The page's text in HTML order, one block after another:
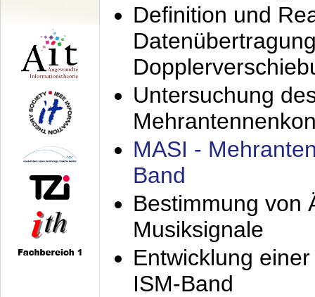
Definition und
Untersuchung
MASI -
Band
Bestimmung von
Musiksignale
Entwicklung
ISM-Band